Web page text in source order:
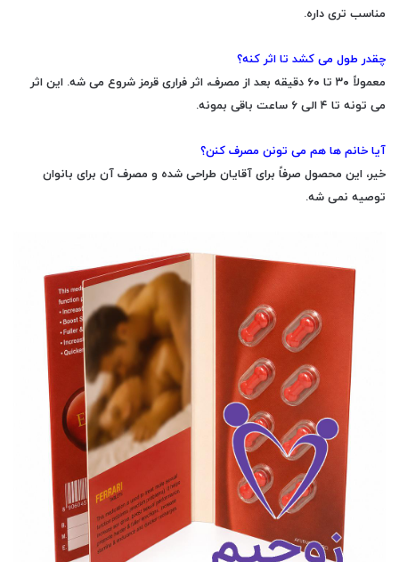
مناسب تری داره.
چقدر طول می کشد تا اثر کنه؟
معمولاً ۳۰ تا ۶۰ دقیقه بعد از مصرف، اثر فراری قرمز شروع می شه. این اثر
می تونه تا ۴ الی ۶ ساعت باقی بمونه.
آیا خانم ها هم می تونن مصرف کنن؟
خیر، این محصول صرفاً برای آقایان طراحی شده و مصرف آن برای بانوان
توصیه نمی شه.